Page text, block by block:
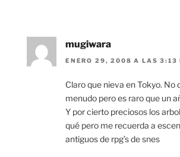
mugiwara
ENERO 29, 2008 A LAS 3:13
Claro que nieva en Tokyo. No
menudo pero es raro que un
Y por cierto preciosos los
qué pero me recuerda a
antiguos de rpg’s de snes